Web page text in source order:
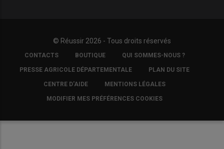
© Réussir 2026 - Tous droits réservés
FOOTER
COPYRIGHT
CONTACTS BOUTIQUE QUI SOMMES-NOUS ?
PRESSE AGRICOLE DÉPARTEMENTALE PLAN DU SITE
CENTRE D'AIDE MENTIONS LÉGALES
MODIFIER MES PRÉFÉRENCES COOKIES